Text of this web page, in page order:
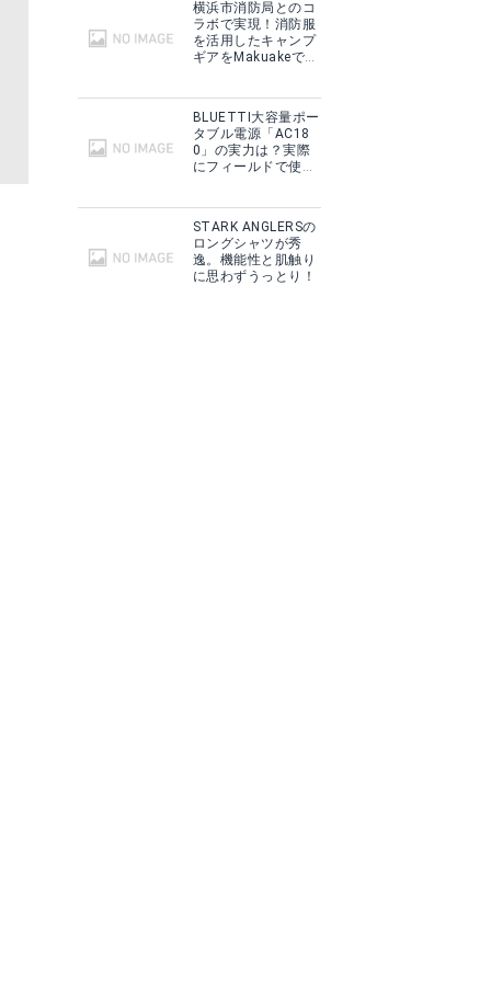
横浜市消防局とのコ
ラボで実現！消防服
を活用したキャンプ
ギアをMakuakeで予
BLUETTI大容量ポー
タブル電源「AC18
0」の実力は？実際
にフィールドで使用
STARK ANGLERSの
ロングシャツが秀
逸。機能性と肌触り
に思わずうっとり！